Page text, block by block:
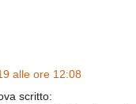
alle ore 12:08
scritto: